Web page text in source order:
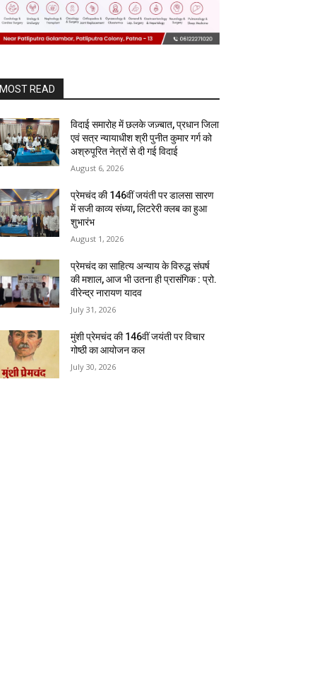
MOST READ
विदाई समारोह में छलके जज़्बात, प्रधान जिला
एवं सत्र न्यायाधीश श्री पुनीत कुमार गर्ग को
अश्रुपूरित नेत्रों से दी गई विदाई
August 6, 2026
प्रेमचंद की 146वीं जयंती पर डालसा सारण
में सजी काव्य संध्या, लिटरेरी क्लब का हुआ
शुभारंभ
August 1, 2026
प्रेमचंद का साहित्य अन्याय के विरुद्ध संघर्ष
की मशाल, आज भी उतना ही प्रासंगिक : प्रो.
वीरेन्द्र नारायण यादव
July 31, 2026
मुंशी प्रेमचंद की 146वीं जयंती पर विचार
गोष्ठी का आयोजन कल
July 30, 2026